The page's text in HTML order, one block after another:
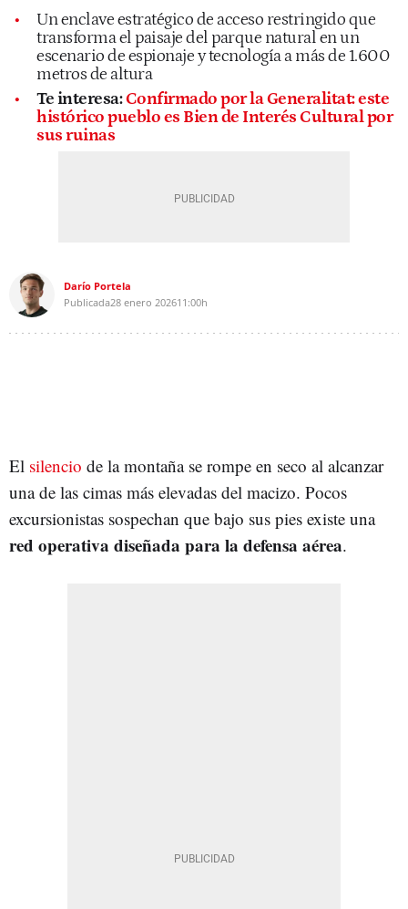
Un enclave estratégico de acceso restringido que
transforma el paisaje del parque natural en un
escenario de espionaje y tecnología a más de 1.600
metros de altura
Te interesa:Confirmado por la Generalitat: este
histórico pueblo es Bien de Interés Cultural por
sus ruinas
Darío Portela
Publicada28 enero 202611:00h
El silencio de la montaña se rompe en seco al alcanzar
una de las cimas más elevadas del macizo. Pocos
excursionistas sospechan que bajo sus pies existe una
red operativa diseñada para la defensa aérea.